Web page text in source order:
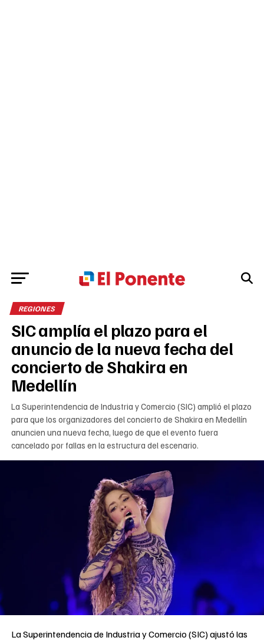
REGIONES
SIC amplía el plazo para el
anuncio de la nueva fecha del
concierto de Shakira en
Medellín
La Superintendencia de Industria y Comercio (SIC) amplió el plazo
para que los organizadores del concierto de Shakira en Medellín
anuncien una nueva fecha, luego de que el evento fuera
cancelado por fallas en la estructura del escenario.
La Superintendencia de Industria y Comercio (SIC) ajustó las